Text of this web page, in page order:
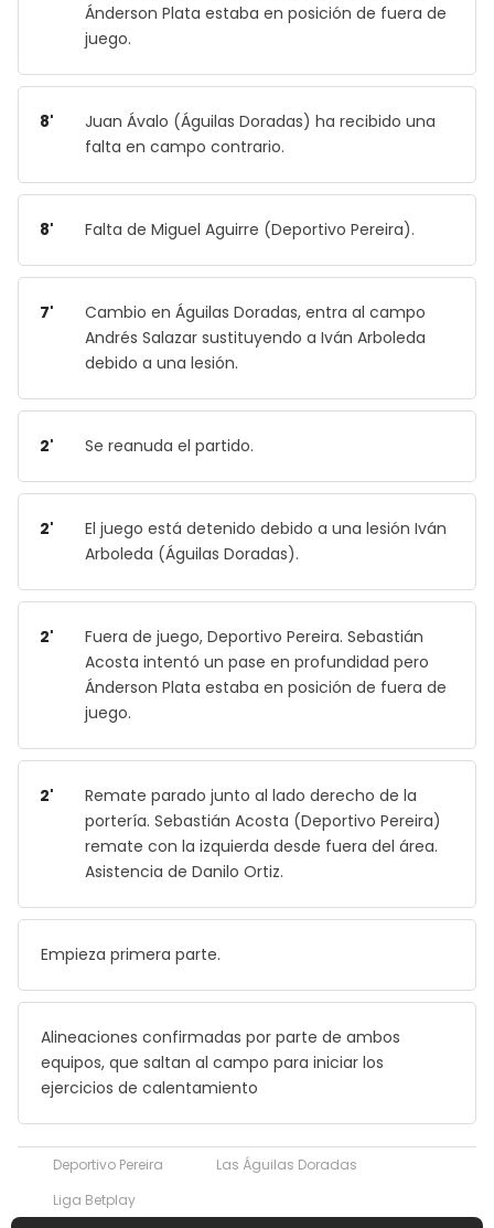
Ánderson Plata estaba en posición de fuera de
juego.
8'
Juan Ávalo (Águilas Doradas) ha recibido una
falta en campo contrario.
8' Falta de Miguel Aguirre (Deportivo Pereira).
7'
Cambio en Águilas Doradas, entra al campo
Andrés Salazar sustituyendo a Iván Arboleda
debido a una lesión.
2' Se reanuda el partido.
2'
El juego está detenido debido a una lesión Iván
Arboleda (Águilas Doradas).
2'
Fuera de juego, Deportivo Pereira. Sebastián
Acosta intentó un pase en profundidad pero
Ánderson Plata estaba en posición de fuera de
juego.
2'
Remate parado junto al lado derecho de la
portería. Sebastián Acosta (Deportivo Pereira)
remate con la izquierda desde fuera del área.
Asistencia de Danilo Ortiz.
Empieza primera parte.
Alineaciones confirmadas por parte de ambos
equipos, que saltan al campo para iniciar los
ejercicios de calentamiento
Deportivo Pereira
Las Águilas Doradas
Liga Betplay